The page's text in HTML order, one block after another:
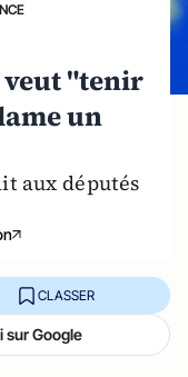
veut "tenir
un
aux députés
CLASSER
Google